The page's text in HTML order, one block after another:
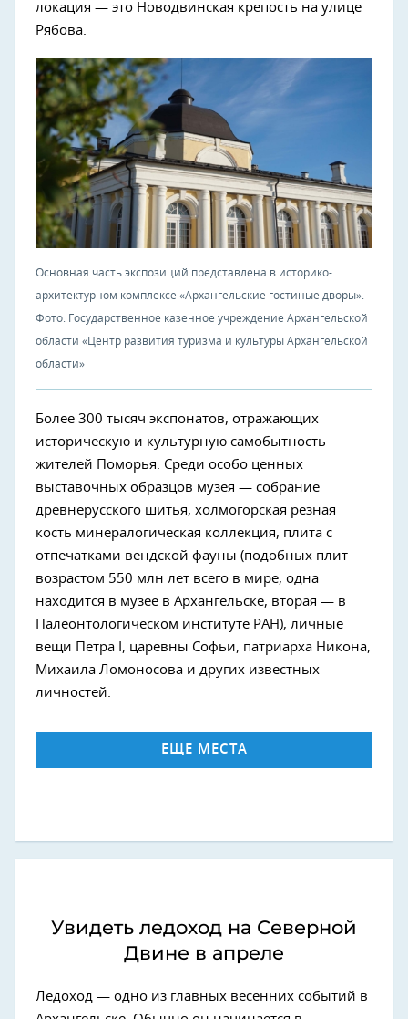
локация — это Новодвинская крепость на улице
Рябова.
Основная часть экспозиций представлена в историко-
архитектурном комплексе «Архангельские гостиные дворы».
Фото: Государственное казенное учреждение Архангельской
области «Центр развития туризма и культуры Архангельской
области»
Более 300 тысяч экспонатов, отражающих
историческую и культурную самобытность
жителей Поморья. Среди особо ценных
выставочных образцов музея — собрание
древнерусского шитья, холмогорская резная
кость минералогическая коллекция, плита с
отпечатками вендской фауны (подобных плит
возрастом 550 млн лет всего в мире, одна
находится в музее в Архангельске, вторая — в
Палеонтологическом институте РАН), личные
вещи Петра I, царевны Софьи, патриарха Никона,
Михаила Ломоносова и других известных
личностей.
ЕЩЕ МЕСТА
Увидеть ледоход на Северной
Двине в апреле
Ледоход — одно из главных весенних событий в